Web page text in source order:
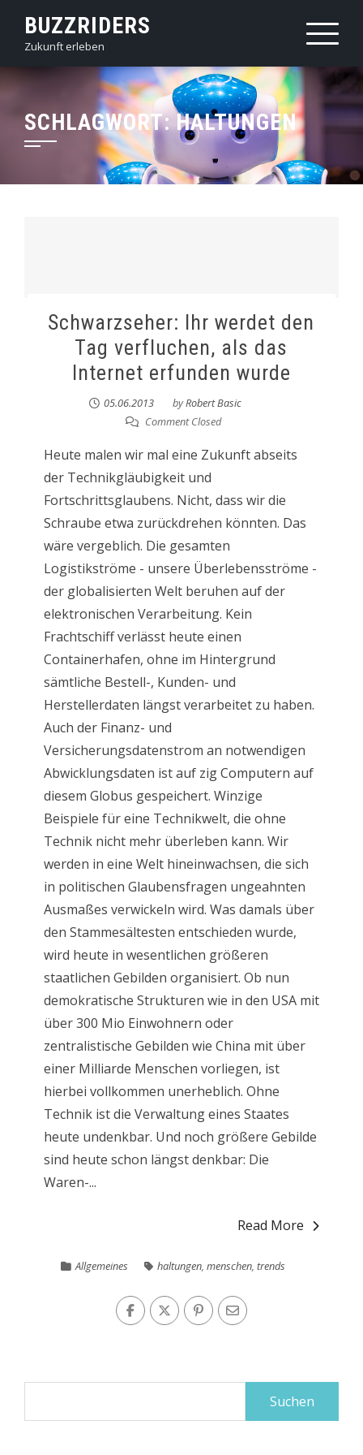
content
BUZZRIDERS
Zukunft erleben
SCHLAGWORT:HALTUNGEN
Schwarzseher: Ihr werdet den
Tag verfluchen, als das
Internet erfunden wurde
05.06.2013 byRobert Basic
Comment Closed
Heute malen wir mal eine Zukunft abseits
der Technikgläubigkeit und
Fortschrittsglaubens. Nicht, dass wir die
Schraube etwa zurückdrehen könnten. Das
wäre vergeblich. Die gesamten
Logistikströme - unsere Überlebensströme -
der globalisierten Welt beruhen auf der
elektronischen Verarbeitung. Kein
Frachtschiff verlässt heute einen
Containerhafen, ohne im Hintergrund
sämtliche Bestell-, Kunden- und
Herstellerdaten längst verarbeitet zu haben.
Auch der Finanz- und
Versicherungsdatenstrom an notwendigen
Abwicklungsdaten ist auf zig Computern auf
diesem Globus gespeichert. Winzige
Beispiele für eine Technikwelt, die ohne
Technik nicht mehr überleben kann. Wir
werden in eine Welt hineinwachsen, die sich
in politischen Glaubensfragen ungeahnten
Ausmaßes verwickeln wird. Was damals über
den Stammesältesten entschieden wurde,
wird heute in wesentlichen größeren
staatlichen Gebilden organisiert. Ob nun
demokratische Strukturen wie in den USA mit
über 300 Mio Einwohnern oder
zentralistische Gebilden wie China mit über
einer Milliarde Menschen vorliegen, ist
hierbei vollkommen unerheblich. Ohne
Technik ist die Verwaltung eines Staates
heute undenkbar. Und noch größere Gebilde
sind heute schon längst denkbar: Die
Waren-...
Read More
Allgemeines haltungen,menschen,trends